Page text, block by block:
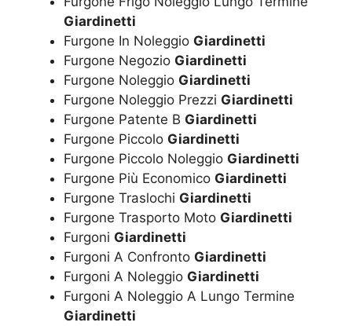
Giardinetti
Furgone In Noleggio Giardinetti
Furgone Negozio Giardinetti
Furgone Noleggio Giardinetti
Furgone Noleggio Prezzi Giardinetti
Furgone Patente B Giardinetti
Furgone Piccolo Giardinetti
Furgone Piccolo Noleggio Giardinetti
Furgone Più Economico Giardinetti
Furgone Traslochi Giardinetti
Furgone Trasporto Moto Giardinetti
Furgoni Giardinetti
Furgoni A Confronto Giardinetti
Furgoni A Noleggio Giardinetti
Furgoni A Noleggio A Lungo Termine
Giardinetti